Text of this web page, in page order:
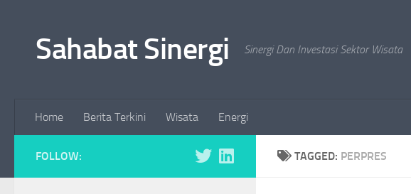
Sahabat Sinergi Sinergi Dan Investasi Sektor Wisata
Home Berita Terkini Wisata Energi
TAGGED: PERPRES
FOLLOW: